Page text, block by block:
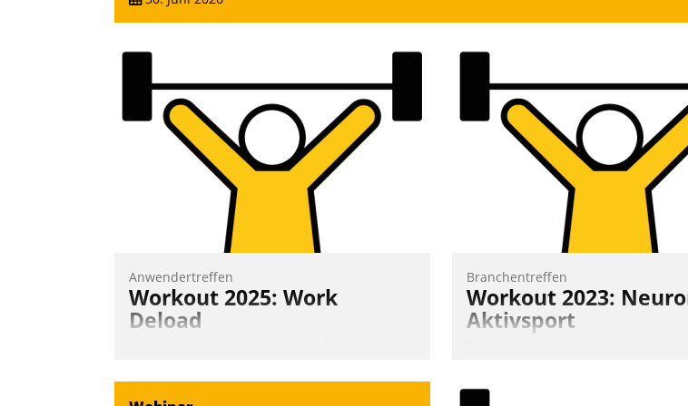
Anwendertreffen
Workout 2025: Work
Deload
Branchentreffen
Workout 2023:
Aktivsport
aktiv und sammelten methodisch